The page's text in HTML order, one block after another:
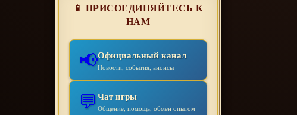
📱 ПРИСОЕДИНЯЙТЕСЬ К
НАМ
📢Официальный канал
Новости, события, анонсы
💬Чат игры
Общение, помощь, обмен опытом